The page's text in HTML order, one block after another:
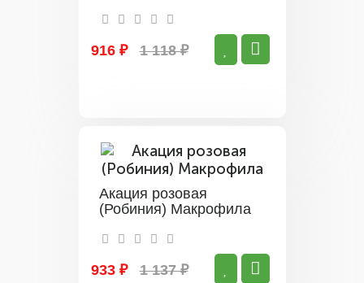
916 ₽ 1 118 ₽
Акация розовая
(Робиния) Макрофила
933 ₽ 1 137 ₽